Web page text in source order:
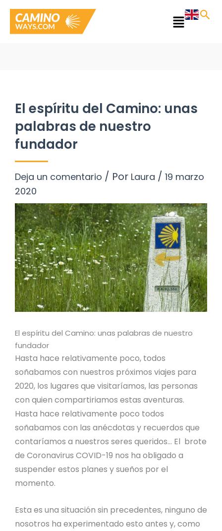
contenido
Main
El espíritu del Camino: unas
palabras de nuestro
fundador
Deja un comentario / Por Laura / 19 marzo
2020
El espíritu del Camino: unas palabras de nuestro
fundador
Hasta hace relativamente poco, todos
soñabamos con nuestros próximos viajes para
2020, los lugares que visitaríamos, las personas
con quien compartiriamos estas aventuras.
Hasta hace relativamente poco todos
soñabamos con las anécdotas y recuerdos que
contaríamos a nuestros seres queridos… El brote
de Coronavirus COVID-19 nos ha obligado a
suspender estos planes y sueños por el
momento.
Esta es una situación sin precedentes, ninguno de
nosotros ha experimentado esto antes y, como